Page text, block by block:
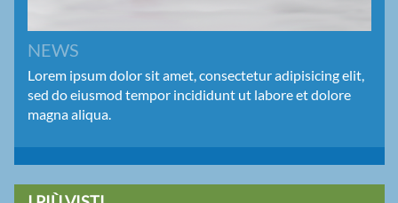
NEWS
Lorem ipsum dolor sit amet, consectetur adipisicing elit,
sed do eiusmod tempor incididunt ut labore et dolore
magna aliqua.